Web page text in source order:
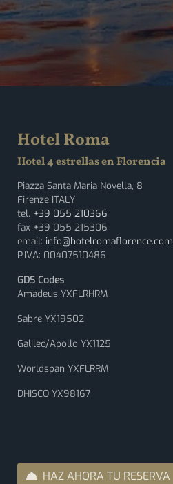
Hotel Roma
Hotel 4 estrellas en Florencia
Piazza Santa Maria Novella, 8
Firenze ITALY
tel. +39 055 210366
fax +39 055 215306
email: info@hotelromaflorence.com
P.IVA: 00407510486
GDS Codes
Amadeus YXFLRHRM
Sabre YX19502
Galileo/Apollo YX1125
Worldspan YXFLRRM
DHISCO YX98167
HAZ AHORA TU RESERVA